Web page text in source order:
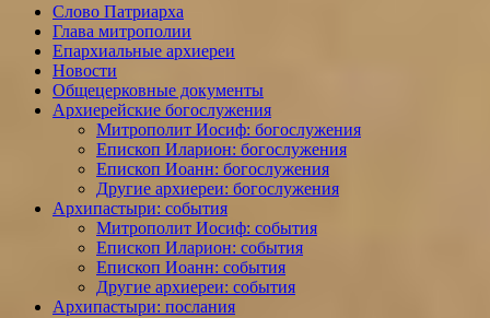
Слово Патриарха
Глава митрополии
Епархиальные архиереи
Новости
Общецерковные документы
Архиерейские богослужения
Митрополит Иосиф: богослужения
Епископ Иларион: богослужения
Епископ Иоанн: богослужения
Другие архиереи: богослужения
Архипастыри: события
Митрополит Иосиф: события
Епископ Иларион: события
Епископ Иоанн: события
Другие архиереи: события
Архипастыри: послания